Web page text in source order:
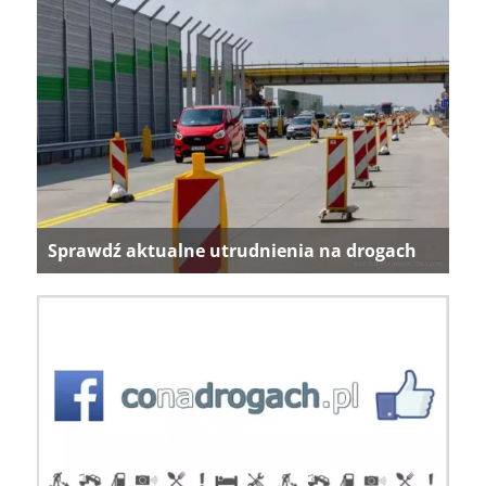
Sprawdź aktualne utrudnienia na drogach